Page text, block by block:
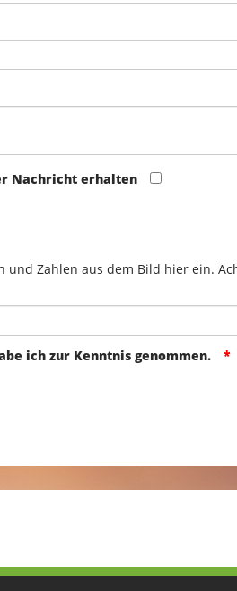
Nachricht erhalten
und Zahlen aus dem Bild hier ein.
ich zur Kenntnis genommen.